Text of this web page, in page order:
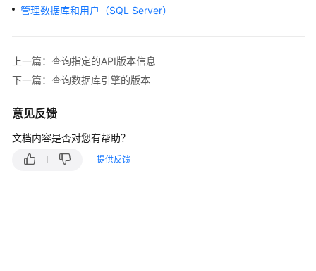
门
核
绍
用
户
南
管理数据库和用户（SQL Server）
上一篇：查询指定的API版本信息
下一篇：查询数据库引擎的版本
意见反馈
文档内容是否对您有帮助？
提供反馈